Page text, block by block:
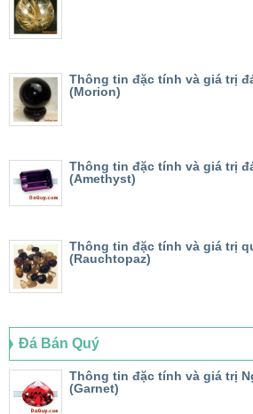
Thông tin đặc tính và giá trị
(Morion)
Thông tin đặc tính và giá trị
(Amethyst)
Thông tin đặc tính và giá trị
(Rauchtopaz)
Đá Bán Quý
Thông tin đặc tính và giá trị
(Garnet)